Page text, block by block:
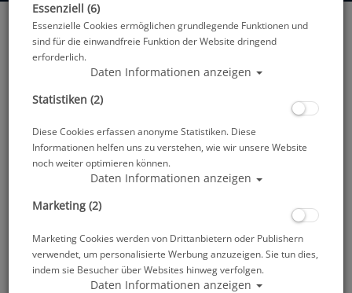
Alle Artikel zeigen aus: Tech-Jackets - Zubehör
Essenziell (6)
Essenzielle Cookies ermöglichen grundlegende Funktionen und
sind für die einwandfreie Funktion der Website dringend
erforderlich.
Daten Informationen anzeigen
Statistiken (2)
Diese Cookies erfassen anonyme Statistiken. Diese
Informationen helfen uns zu verstehen, wie wir unsere Website
noch weiter optimieren können.
Daten Informationen anzeigen
Marketing (2)
Marketing Cookies werden von Drittanbietern oder Publishern
verwendet, um personalisierte Werbung anzuzeigen. Sie tun dies,
indem sie Besucher über Websites hinweg verfolgen.
Daten Informationen anzeigen